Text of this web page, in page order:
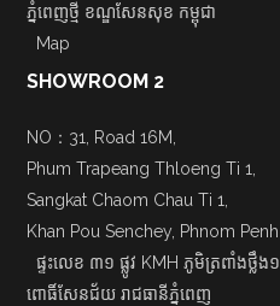
ភ្នំពេញថ្មី ខណ្ឌសែនសុខ កម្ពុជា
Map
SHOWROOM 2
NO：31, Road 16M,
Phum Trapeang Thloeng Ti 1,
Sangkat Chaom Chau Ti 1,
Khan Pou Senchey, Phnom Penh
ផ្ទះលេខ ៣១ ផ្លូវ KMH ភូមិត្រពាំងថ្លឹ
ពោធិ៍សែនជ័យ រាជធានីភ្នំពេញ